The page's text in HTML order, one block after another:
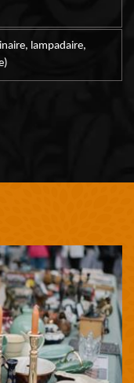
lampadaire,